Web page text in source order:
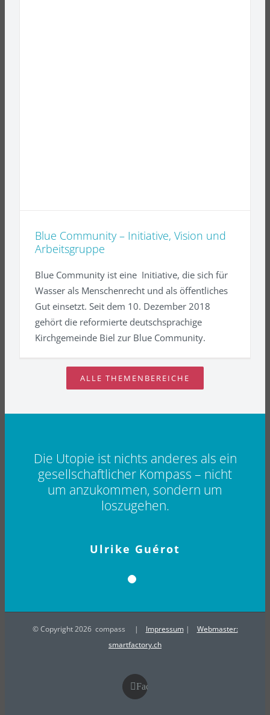
Blue Community – Initiative, Vision und
Arbeitsgruppe
Blue Community ist eine Initiative, die sich für
Wasser als Menschenrecht und als öffentliches
Gut einsetzt. Seit dem 10. Dezember 2018
gehört die reformierte deutschsprachige
Kirchgemeinde Biel zur Blue Community.
ALLE THEMENBEREICHE
Die Utopie ist nichts anderes als ein
gesellschaftlicher Kompass – nicht
um anzukommen, sondern um
loszugehen.
Ulrike Guérot
© Copyright2026 compass | Impressum| Webmaster:
smartfactory.ch
Facebook